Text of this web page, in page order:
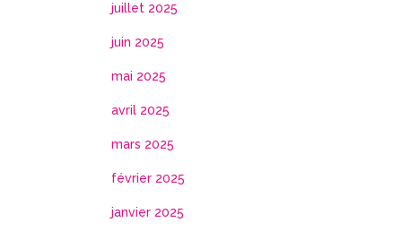
juillet 2025
juin 2025
mai 2025
avril 2025
mars 2025
février 2025
janvier 2025